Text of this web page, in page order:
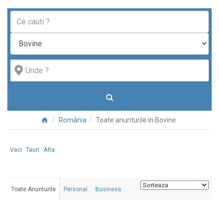
România Toate anunturile in Bovine
Vaci Tauri Alta
Toate Anunturile Personal Business